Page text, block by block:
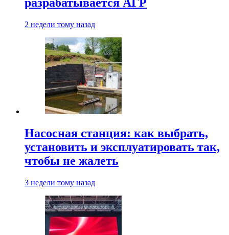
2 недели тому назад
Насосная станция: как выбрать,
установить и эксплуатировать так,
чтобы не жалеть
3 недели тому назад